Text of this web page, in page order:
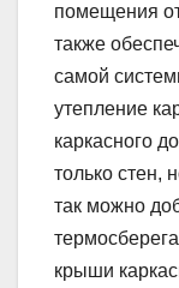
помещения
также
самой
утепление
каркасного
только стен,
так можно
крыши